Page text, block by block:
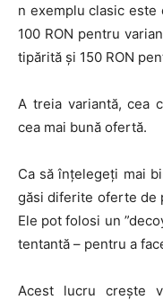
n exemplu clasic este
100 RON pentru
tipărită și 150 RON
A treia variantă, cea
cea mai bună ofertă.
Ca să înțelegeți mai
găsi diferite oferte de
Ele pot folosi un
tentantă – pentru a
Acest lucru crește